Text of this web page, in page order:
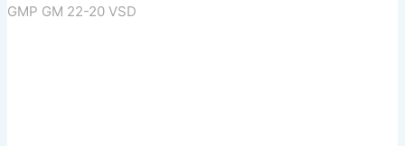
GMP GM 22-20 VSD